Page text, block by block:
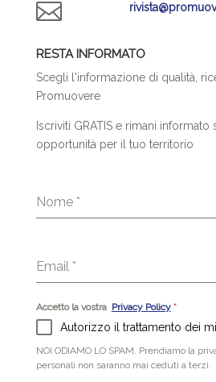

RESTA INFORMATO
Scegli l'informazione di qualità,
Promuovere
Iscriviti GRATIS e rimani
opportunità per il tuo territorio
Nome *
Email *
Accetto la vostra Privacy Policy *
Autorizzo il trattamento dei
NOI ODIAMO LO SPAM. Prendiamo la
personali non saranno mai ceduti a terzi.